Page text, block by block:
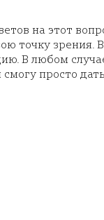
на этот
точку зрения.
В любом
просто